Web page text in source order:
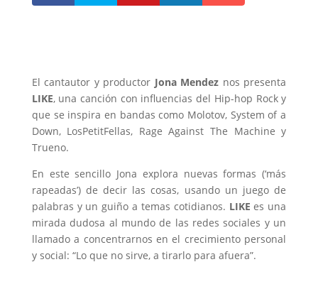
El cantautor y productor Jona Mendez nos presenta
LIKE, una canción con influencias del Hip-hop Rock y
que se inspira en bandas como Molotov, System of a
Down, LosPetitFellas, Rage Against The Machine y
Trueno.
En este sencillo Jona explora nuevas formas (‘más
rapeadas’) de decir las cosas, usando un juego de
palabras y un guiño a temas cotidianos. LIKE es una
mirada dudosa al mundo de las redes sociales y un
llamado a concentrarnos en el crecimiento personal
y social: “Lo que no sirve, a tirarlo para afuera”.